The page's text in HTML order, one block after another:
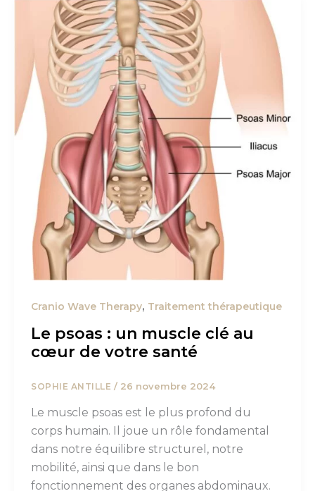
Cranio Wave Therapy, Traitement thérapeutique
Le psoas : un muscle clé au
cœur de votre santé
SOPHIE ANTILLE / 26 novembre 2024
Le muscle psoas est le plus profond du
corps humain. Il joue un rôle fondamental
dans notre équilibre structurel, notre
mobilité, ainsi que dans le bon
fonctionnement des organes abdominaux.